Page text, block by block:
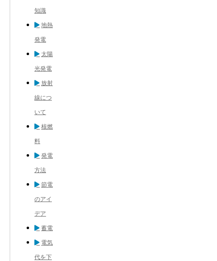
知識
地熱
発電
太陽
光発電
放射
線につ
いて
核燃
料
発電
方法
節電
のアイ
デア
蓄電
電気
代を下